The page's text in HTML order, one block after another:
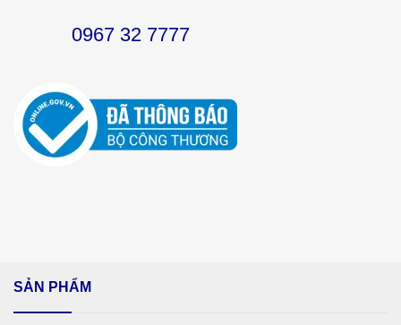
0967 32 7777
SẢN PHẨM